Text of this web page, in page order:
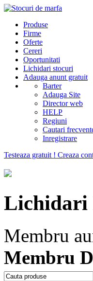
Produse
Firme
Oferte
Cereri
Oportunitati
Lichidari stocuri
Adauga anunt gratuit
Barter
Adauga Site
Director web
HELP
Regiuni
Cautari
Inregistrare
Testeaza gratuit ! Creaza
Lichidari
Membru
Membru